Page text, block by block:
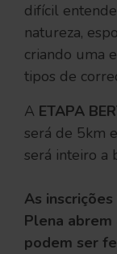
difícil
natureza,
criando uma
tipos de
A ETAPA
será de 5km
será inteiro a
As
Plena
podem ser